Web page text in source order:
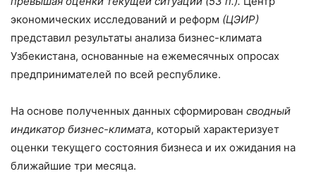
экономических исследований и реформ (ЦЭИР)
представил результаты анализа бизнес-климата
Узбекистана, основанные на ежемесячных опросах
предпринимателей по всей республике.
На основе полученных данных сформирован сводный
индикатор бизнес-климата, который характеризует
оценки текущего состояния бизнеса и их ожидания на
ближайшие три месяца.